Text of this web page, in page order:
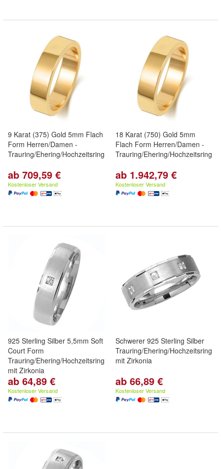
9 Karat (375) Gold 5mm Flach
Form Herren/Damen -
Trauring/Ehering/Hochzeitsring
ab 709,59 €
Kostenloser Versand
18 Karat (750) Gold 5mm
Flach Form Herren/Damen -
Trauring/Ehering/Hochzeitsring
ab 1.942,79 €
Kostenloser Versand
925 Sterling Silber 5,5mm Soft
Court Form
Trauring/Ehering/Hochzeitsring
mit Zirkonia
ab 64,89 €
Kostenloser Versand
Schwerer 925 Sterling Silber
Trauring/Ehering/Hochzeitsring
mit Zirkonia
ab 66,89 €
Kostenloser Versand